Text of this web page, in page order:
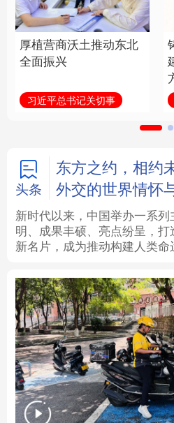
文化 书画
访谈 视频
学术中国 乡村振兴
城市 旅游
彩票 娱乐
文化产业
地方频道
北京 天津
厚植营商沃土推动东北
全面振兴
习近平总书记关切事
头条
东方之约，相
外交的世界情怀
新时代以来，中国举办一系
明、成果丰硕、亮点纷呈，
新名片，成为推动构建人类